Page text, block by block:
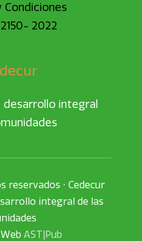
Condiciones
2022
integral
reservados • Cedecur
integral de las
AST|Pub